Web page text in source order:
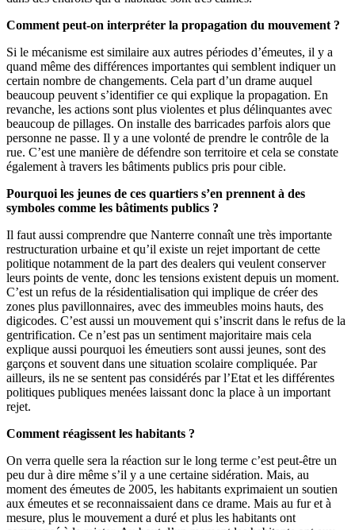
Comment peut-on interpréter la propagation du mouvement ?
Si le mécanisme est similaire aux autres périodes d’émeutes, il y a
quand même des différences importantes qui semblent indiquer un
certain nombre de changements. Cela part d’un drame auquel
beaucoup peuvent s’identifier ce qui explique la propagation. En
revanche, les actions sont plus violentes et plus délinquantes avec
beaucoup de pillages. On installe des barricades parfois alors que
personne ne passe. Il y a une volonté de prendre le contrôle de la
rue. C’est une manière de défendre son territoire et cela se constate
également à travers les bâtiments publics pris pour cible.
Pourquoi les jeunes de ces quartiers s’en prennent à des
symboles comme les bâtiments publics ?
Il faut aussi comprendre que Nanterre connaît une très importante
restructuration urbaine et qu’il existe un rejet important de cette
politique notamment de la part des dealers qui veulent conserver
leurs points de vente, donc les tensions existent depuis un moment.
C’est un refus de la résidentialisation qui implique de créer des
zones plus pavillonnaires, avec des immeubles moins hauts, des
digicodes. C’est aussi un mouvement qui s’inscrit dans le refus de la
gentrification. Ce n’est pas un sentiment majoritaire mais cela
explique aussi pourquoi les émeutiers sont aussi jeunes, sont des
garçons et souvent dans une situation scolaire compliquée. Par
ailleurs, ils ne se sentent pas considérés par l’Etat et les différentes
politiques publiques menées laissant donc la place à un important
rejet.
Comment réagissent les habitants ?
On verra quelle sera la réaction sur le long terme c’est peut-être un
peu dur à dire même s’il y a une certaine sidération. Mais, au
moment des émeutes de 2005, les habitants exprimaient un soutien
aux émeutes et se reconnaissaient dans ce drame. Mais au fur et à
mesure, plus le mouvement a duré et plus les habitants ont